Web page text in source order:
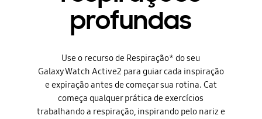
profundas
Use o recurso de Respiração* do seu
Galaxy Watch Active2 para guiar cada inspiração
e expiração antes de começar sua rotina. Cat
começa qualquer prática de exercícios
trabalhando a respiração, inspirando pelo nariz e